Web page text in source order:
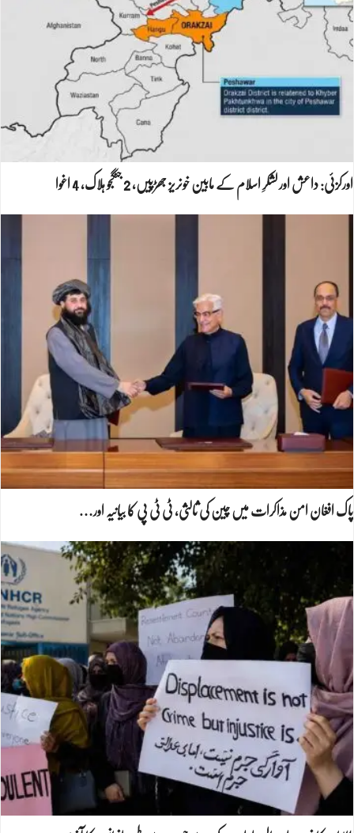
اورکزئی: داعش اور لشکرِ اسلام کے مابین خونریز جھڑپیں، 2 جنگجو ہلاک، 4 اغوا
پاک افغان امن مذاکرات میں چین کی ثالثی، ٹی ٹی پی کا بیانیہ اور…